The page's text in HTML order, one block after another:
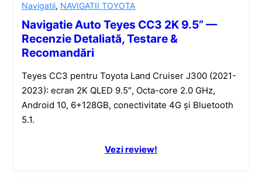
Navigatii, NAVIGATII TOYOTA
Navigatie Auto Teyes CC3 2K 9.5” —
Recenzie Detaliată, Testare &
Recomandări
Teyes CC3 pentru Toyota Land Cruiser J300 (2021-
2023): ecran 2K QLED 9.5″, Octa-core 2.0 GHz,
Android 10, 6+128GB, conectivitate 4G și Bluetooth
5.1.
Vezi review!